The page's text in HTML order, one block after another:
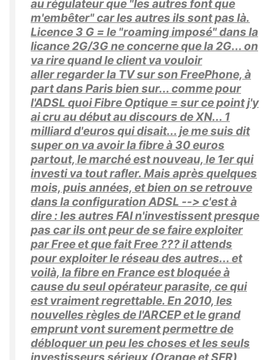
au régulateur que "les autres font que
m'embêter" car les autres ils sont pas là.
Licence 3 G = le "roaming imposé" dans la
licance 2G/3G ne concerne que la 2G... on
va rire quand le client va vouloir
aller regarder la TV sur son FreePhone, à
part dans Paris bien sur... comme pour
l'ADSL quoi Fibre Optique = sur ce point j'y
ai cru au début au discours de XN... 1
milliard d'euros qui disait... je me suis dit
super on va avoir la fibre à 30 euros
partout, le marché est nouveau, le 1er qui
investi va tout rafler. Mais après quelques
mois, puis années, et bien on se retrouve
dans la configuration ADSL --> c'est à
dire : les autres FAI n'investissent presque
pas car ils ont peur de se faire exploiter
par Free et que fait Free ??? il attends
pour exploiter le réseau des autres... et
voilà, la fibre en France est bloquée à
cause du seul opérateur parasite, ce qui
est vraiment regrettable. En 2010, les
nouvelles règles de l'ARCEP et le grand
emprunt vont surement permettre de
débloquer un peu les choses et les seuls
investisseurs sérieux (Orange et SFR)